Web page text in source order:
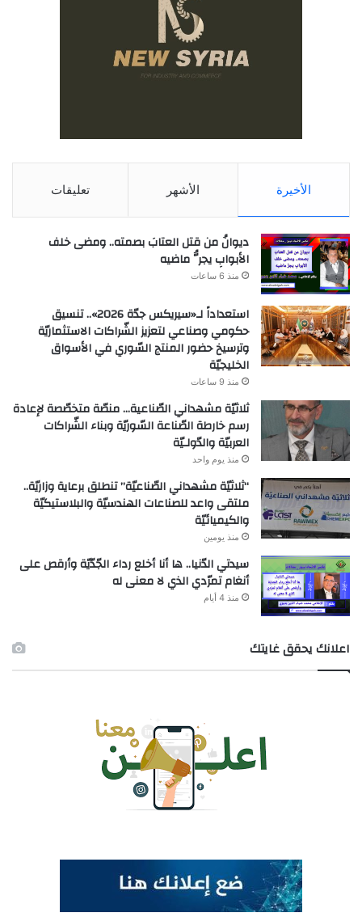
الأخيرة الأشهر تعليقات
ديوانُ من قتل العتابَ بصمته.. ومضى خلف
الأبوابِ يجرُّ ماضيه
منذ 6 ساعات
استعداداً لـ«سيريكس جدّة 2026».. تنسيق
حكومي وصناعي لتعزيز الشّراكات الاستثماريّة
وترسيخ حضور المنتج السّوري في الأسواق
الخليجيّة
منذ 9 ساعات
ثلاثيّة مشهداني الصّناعية… منصّة متخصّصة لإعادة
رسم خارطة الصّناعة السّوريّة وبناء الشّراكات
العربيّة والدّولـيّة
منذ يوم واحد
“ثلاثيّة مشهداني الصّناعيّة” تنطلق برعاية وزاريّة..
ملتقى واعد للصناعات الهندسيّة والبلاستيكيّة
والكيميائيّة
منذ يومين
سيدتي الدّنيا.. ها أنا أخلع رداء الجّدّيّة وأرقص على
أنغام تمرّدي الذي لا معنى له
منذ 4 أيام
اعلانك يحقق غايتك